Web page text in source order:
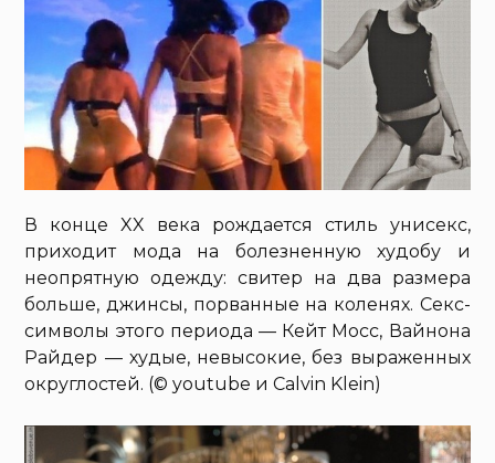
В конце XX века рождается стиль унисекс,
приходит мода на болезненную худобу и
неопрятную одежду: свитер на два размера
больше, джинсы, порванные на коленях. Секс-
символы этого периода — Кейт Мосс, Вайнона
Райдер — худые, невысокие, без выраженных
округлостей. (© youtube и Calvin Klein)